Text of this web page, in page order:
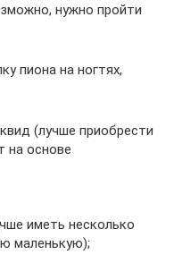
нужно пройти
пиона на ногтях,
(лучше приобрести
на основе
иметь несколько
маленькую);